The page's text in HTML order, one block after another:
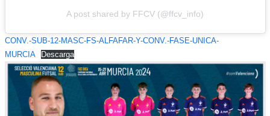
A post shared by FFCV (@ffcv_info)
CONV.-SUB-12-MASC-FS-ALFAFAR-Y-CONV.-FASE-UNICA-
MURCIA
Descarga